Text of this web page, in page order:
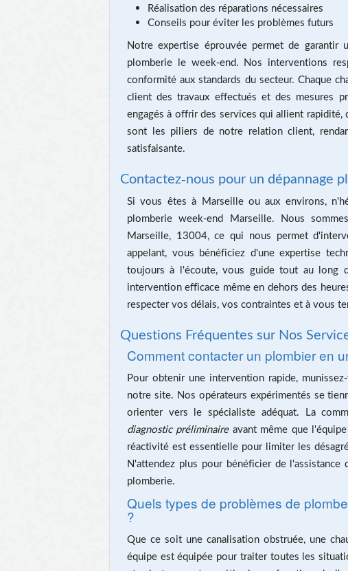
Réalisation des réparations nécessaires
Conseils pour éviter les problèmes futurs
Notre expertise éprouvée permet de garantir
plomberie le week-end. Nos interventions
conformité aux standards du secteur. Chaque
client des travaux effectués et des mesures
engagés à offrir des services qui allient
sont les piliers de notre relation client,
satisfaisante.
Contactez-nous pour un dépannage
Si vous êtes à Marseille ou aux environs,
plomberie week-end Marseille. Nous
Marseille, 13004, ce qui nous permet
appelant, vous bénéficiez d'une expertise
toujours à l'écoute, vous guide tout au long
intervention efficace même en dehors des
respecter vos délais, vos contraintes et à vous
Questions Fréquentes sur Nos
Comment contacter un plombier en
Pour obtenir une intervention rapide,
notre site. Nos opérateurs expérimentés se
orienter vers le spécialiste adéquat. La
diagnostic préliminaireavant même que
réactivité est essentielle pour limiter les
N'attendez plus pour bénéficier de
plomberie.
Quels types de problèmes de
?
Que ce soit une canalisation obstruée, une
équipe est équipée pour traiter toutes les